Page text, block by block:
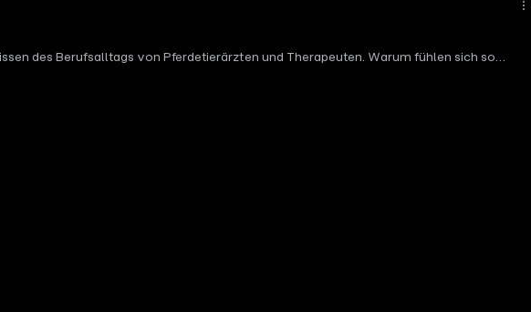
des Berufsalltags von Pferdetierärzten und Therapeuten. Warum fühlen sich so